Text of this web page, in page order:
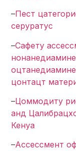
–Пест
серуратус
–Сафетy
цонтацт
–Цоммодитy
анд
Кенyа
–Ассессмент